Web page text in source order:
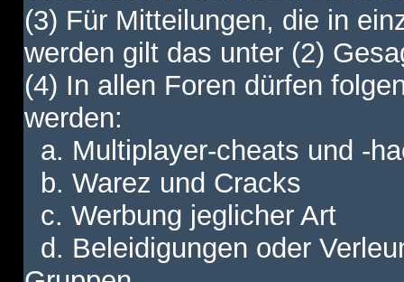
(3) Für Mitteilungen, die in
werden gilt das unter (2)
(4) In allen Foren dürfen
werden:
a. Multiplayer-cheats und -
b. Warez und Cracks
c. Werbung jeglicher Art
d. Beleidigungen oder